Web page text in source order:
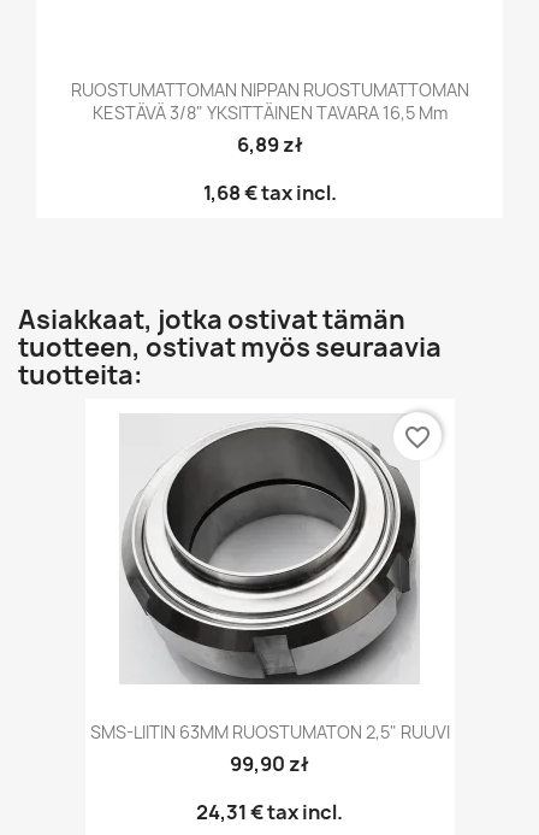
RUOSTUMATTOMAN NIPPAN RUOSTUMATTOMAN
KESTÄVÄ 3/8" YKSITTÄINEN TAVARA 16,5 Mm
6,89 zł
1,68 €tax incl.
Asiakkaat, jotka ostivat tämän
tuotteen, ostivat myös seuraavia
tuotteita:
SMS-LIITIN 63MM RUOSTUMATON 2,5" RUUVI
99,90 zł
24,31 €tax incl.
favorite_border